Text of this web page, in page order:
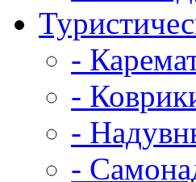
-
-
-
-